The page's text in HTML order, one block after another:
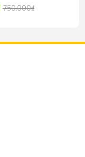
750.000₫